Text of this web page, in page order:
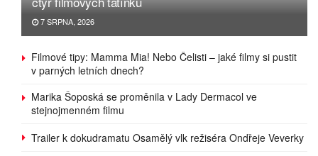
7 SRPNA, 2026
Filmové tipy: Mamma Mia! Nebo Čelisti – jaké filmy si pustit
v parných letních dnech?
Marika Šoposká se proměnila v Lady Dermacol ve
stejnojmenném filmu
Trailer k dokudramatu Osamělý vlk režiséra Ondřeje Veverky